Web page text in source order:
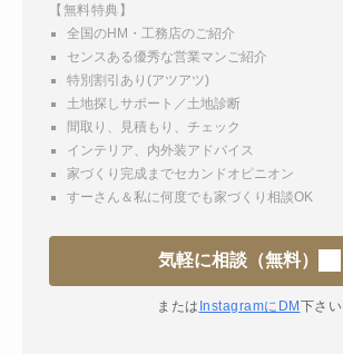
【無料特典】
全国のHM・工務店のご紹介
センスある優秀な営業マンご紹介
特別割引あり(アツアツ)
土地探しサポート／土地診断
間取り、見積もり、チェック
インテリア、内外装アドバイス
家づくり完成までセカンドオピニオン
すーさん＆私に何度でも家づくり相談OK
気軽に相談（無料）
または InstagramにDM下さい